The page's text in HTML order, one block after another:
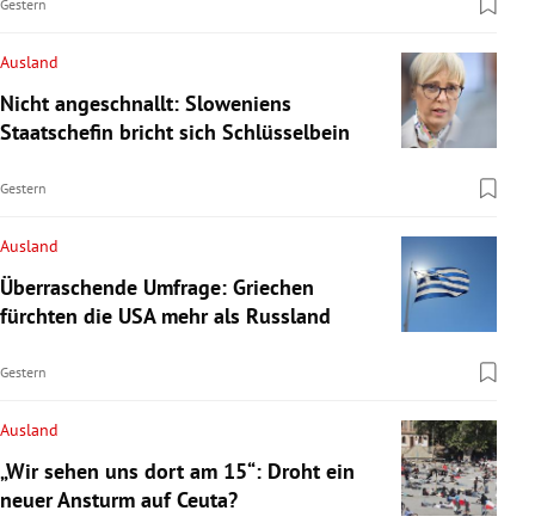
Gestern
Ausland
Nicht angeschnallt: Sloweniens
Staatschefin bricht sich Schlüsselbein
Gestern
Ausland
Überraschende Umfrage: Griechen
fürchten die USA mehr als Russland
Gestern
Ausland
„Wir sehen uns dort am 15“: Droht ein
neuer Ansturm auf Ceuta?